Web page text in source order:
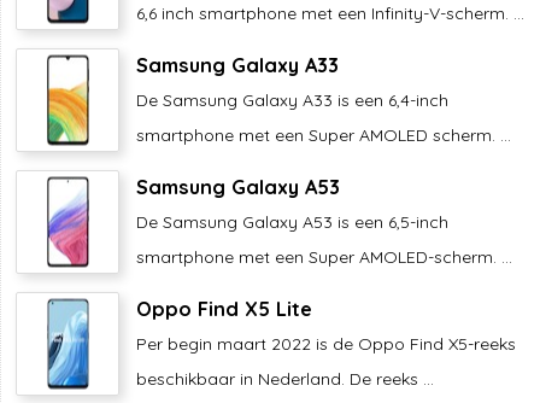
6,6 inch smartphone met een Infinity-V-scherm. ...
Samsung Galaxy A33
De Samsung Galaxy A33 is een 6,4-inch
smartphone met een Super AMOLED scherm. ...
Samsung Galaxy A53
De Samsung Galaxy A53 is een 6,5-inch
smartphone met een Super AMOLED-scherm. ...
Oppo Find X5 Lite
Per begin maart 2022 is de Oppo Find X5-reeks
beschikbaar in Nederland. De reeks ...